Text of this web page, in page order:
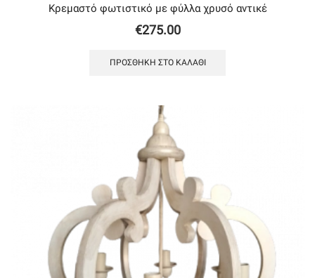
Κρεμαστό φωτιστικό με φύλλα χρυσό αντικέ
€275.00
ΠΡΟΣΘΉΚΗ ΣΤΟ ΚΑΛΆΘΙ